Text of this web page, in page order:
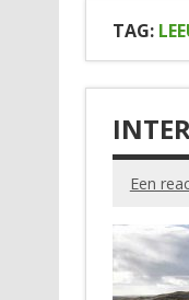
TAG:
Een